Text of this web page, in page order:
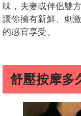
味，夫妻或伴侶雙
讓你擁有新鮮、刺
的感官享受。
舒壓按摩多